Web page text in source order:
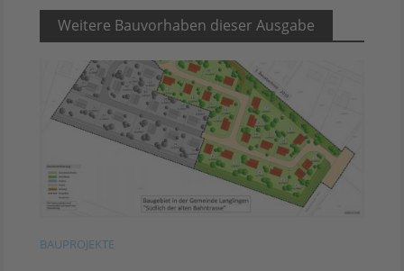
Weitere Bauvorhaben dieser Ausgabe
BAUPROJEKTE